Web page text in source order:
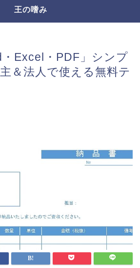
王の嗜み
Excel・PDF」シンプ
＆法人で使える無料テ